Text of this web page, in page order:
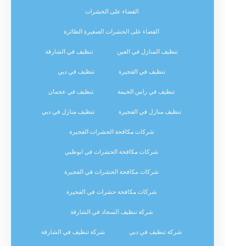
القضاء على الحشرات
القضاء على الحشرات الصغيرة الطائرة
تنظيف المنازل في العين تنظيف في الشارقة
تنظيف في الفجيرة تنظيف في دبي
تنظيف في راس الخيمة تنظيف في عجمان
تنظيف منازل في الفجيرة تنظيف منازل في دبي
شركات مكافحة الحشرات الفجيرة
شركات مكافحة الحشرات في ابوظبي
شركات مكافحة الحشرات في الفجيرة
شركات مكافحة حشرات في الفجيرة
شركة تنظيف السجاد في الشارقة
شركة تنظيف في دبي شركة تنظيف في الشارقة